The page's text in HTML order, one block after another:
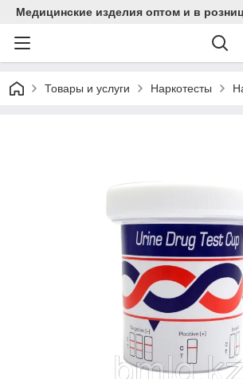
Медицинские изделия оптом и в
Товары и услуги Наркотесты